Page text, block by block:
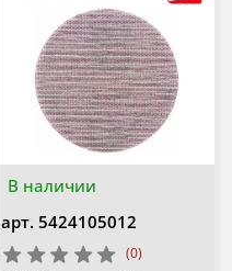
В наличии
арт. 5424105012
(0)